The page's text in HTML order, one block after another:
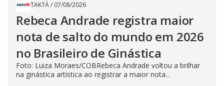
TAKTÁ/ 07/08/2026
Rebeca Andrade registra maior
nota de salto do mundo em 2026
no Brasileiro de Ginástica
Foto: Luiza Moraes/COBRebeca Andrade voltou a brilhar
na ginástica artística ao registrar a maior nota...